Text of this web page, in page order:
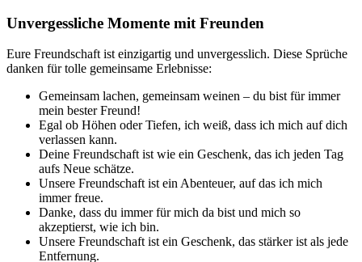
Unvergessliche Momente mit Freunden
Eure Freundschaft ist einzigartig und unvergesslich. Diese Sprüche
danken für tolle gemeinsame Erlebnisse:
Gemeinsam lachen, gemeinsam weinen – du bist für immer
mein bester Freund!
Egal ob Höhen oder Tiefen, ich weiß, dass ich mich auf dich
verlassen kann.
Deine Freundschaft ist wie ein Geschenk, das ich jeden Tag
aufs Neue schätze.
Unsere Freundschaft ist ein Abenteuer, auf das ich mich
immer freue.
Danke, dass du immer für mich da bist und mich so
akzeptierst, wie ich bin.
Unsere Freundschaft ist ein Geschenk, das stärker ist als jede
Entfernung.